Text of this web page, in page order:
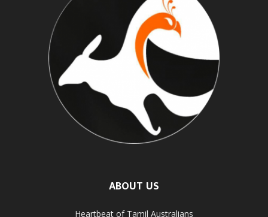
ABOUT US
Heartbeat of Tamil Australians